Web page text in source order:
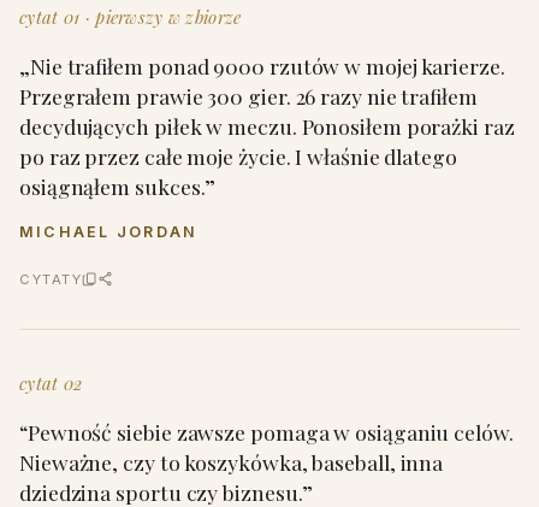
cytat 01 · pierwszy w zbiorze
„Nie trafiłem ponad 9000 rzutów w mojej karierze.
Przegrałem prawie 300 gier. 26 razy nie trafiłem
decydujących piłek w meczu. Ponosiłem porażki raz
po raz przez całe moje życie. I właśnie dlatego
osiągnąłem sukces.”
MICHAEL JORDAN
CYTATY
cytat 02
“Pewność siebie zawsze pomaga w osiąganiu celów.
Nieważne, czy to koszykówka, baseball, inna
dziedzina sportu czy biznesu.”